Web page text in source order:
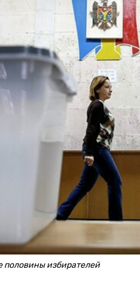
половины избирателей